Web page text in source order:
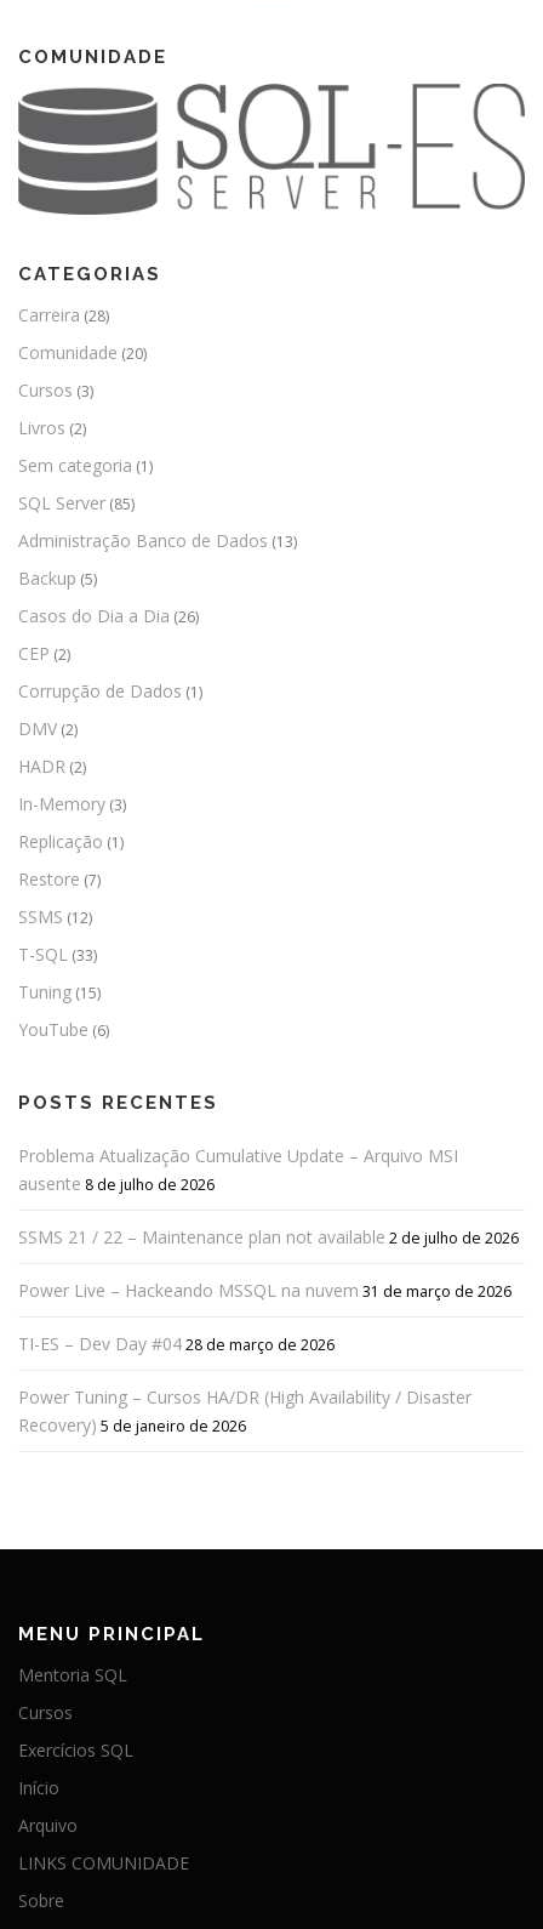
COMUNIDADE
CATEGORIAS
Carreira (28)
Comunidade (20)
Cursos (3)
Livros (2)
Sem categoria (1)
SQL Server (85)
Administração Banco de Dados (13)
Backup (5)
Casos do Dia a Dia (26)
CEP (2)
Corrupção de Dados (1)
DMV (2)
HADR (2)
In-Memory (3)
Replicação (1)
Restore (7)
SSMS (12)
T-SQL (33)
Tuning (15)
YouTube (6)
POSTS RECENTES
Problema Atualização Cumulative Update – Arquivo MSI
ausente 8 de julho de 2026
SSMS 21 / 22 – Maintenance plan not available 2 de julho de 2026
Power Live – Hackeando MSSQL na nuvem 31 de março de 2026
TI-ES – Dev Day #0428 de março de 2026
Power Tuning – Cursos HA/DR (High Availability / Disaster
Recovery) 5 de janeiro de 2026
MENU PRINCIPAL
Mentoria SQL
Cursos
Exercícios SQL
Início
Arquivo
LINKS COMUNIDADE
Sobre